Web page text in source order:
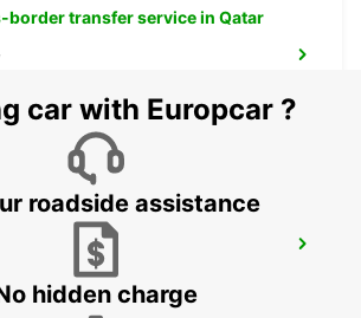
AIRPORT -
- NEW ZEALAND
border transfer service in Qatar
car with Europcar ?
roadside assistance
hidden charge